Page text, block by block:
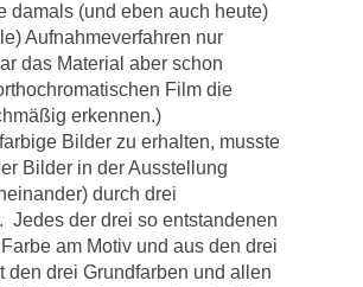
damals (und eben auch heute)
Aufnahmeverfahren nur
das Material aber schon
Film die
erkennen.)
Bilder zu erhalten, musste
Bilder in der Ausstellung
durch drei
Jedes der drei so entstandenen
am Motiv und aus den drei
drei Grundfarben und allen